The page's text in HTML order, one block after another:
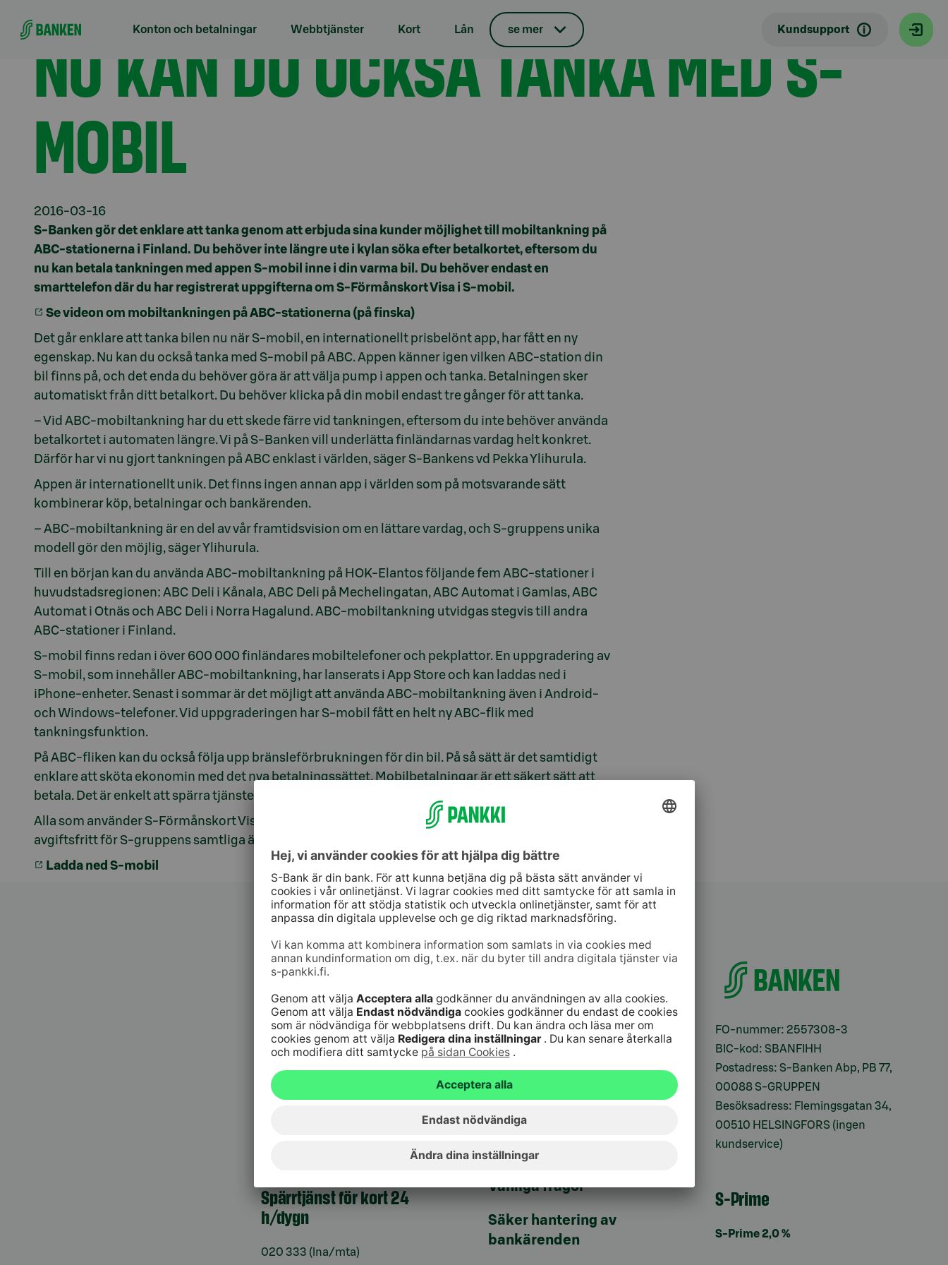
Konton och betalningar Webbtjänster Kort Lån se mer Kundsupport
NU KAN DU OCKSÅ TANKA MED S-
MOBIL
2016-03-16
S-Banken gör det enklare att tanka genom att erbjuda sina kunder möjlighet till mobiltankning på
ABC-stationerna i Finland. Du behöver inte längre ute i kylan söka efter betalkortet, eftersom du
nu kan betala tankningen med appen S-mobil inne i din varma bil. Du behöver endast en
smarttelefon där du har registrerat uppgifterna om S-Förmånskort Visa i S-mobil.
Se videon om mobiltankningen på ABC-stationerna (på finska)
Det går enklare att tanka bilen nu när S-mobil, en internationellt prisbelönt app, har fått en ny
egenskap. Nu kan du också tanka med S-mobil på ABC. Appen känner igen vilken ABC-station din
bil finns på, och det enda du behöver göra är att välja pump i appen och tanka. Betalningen sker
automatiskt från ditt betalkort. Du behöver klicka på din mobil endast tre gånger för att tanka.
– Vid ABC-mobiltankning har du ett skede färre vid tankningen, eftersom du inte behöver använda
betalkortet i automaten längre. Vi på S-Banken vill underlätta finländarnas vardag helt konkret.
Därför har vi nu gjort tankningen på ABC enklast i världen, säger S-Bankens vd Pekka Ylihurula.
Appen är internationellt unik. Det finns ingen annan app i världen som på motsvarande sätt
kombinerar köp, betalningar och bankärenden.
– ABC-mobiltankning är en del av vår framtidsvision om en lättare vardag, och S-gruppens unika
modell gör den möjlig, säger Ylihurula.
Till en början kan du använda ABC-mobiltankning på HOK-Elantos följande fem ABC-stationer i
huvudstadsregionen: ABC Deli i Kånala, ABC Deli på Mechelingatan, ABC Automat i Gamlas, ABC
Automat i Otnäs och ABC Deli i Norra Hagalund. ABC-mobiltankning utvidgas stegvis till andra
ABC-stationer i Finland.
S-mobil finns redan i över 600 000 finländares mobiltelefoner och pekplattor. En uppgradering av
S-mobil, som innehåller ABC-mobiltankning, har lanserats i App Store och kan laddas ned i
iPhone-enheter. Senast i sommar är det möjligt att använda ABC-mobiltankning även i Android-
och Windows-telefoner. Vid uppgraderingen har S-mobil fått en helt ny ABC-flik med
tankningsfunktion.
På ABC-fliken kan du också följa upp bränsleförbrukningen för din bil. På så sätt är det samtidigt
enklare att sköta ekonomin med det nya betalningssättet. Mobilbetalningar är ett säkert sätt att
betala. Det är enkelt att spärra tjänsten om din telefon förkommer.
Alla som använder S-Förmånskort Visa kan använda appen för mobiltankning. Betalkortet är
avgiftsfritt för S-gruppens samtliga ägarkunder.
Ladda ned S-mobil
Kundtjänst
010 76 5810 (lna/mta)
må–fr kl. 9–16
Spärrtjänst för bankkoder 24
h/dygn
Spärrtjänst för kort 24
h/dygn
020 333 (lna/mta)
Genvägar
Uppdatera dina uppgifter
webbankskoderna
Bli kund
Serviceavgifter
Vanliga frågor
Säker hantering av
bankärenden
FO-nummer: 2557308-3
BIC-kod: SBANFIHH
Postadress: S-Banken Abp, PB 77,
00088 S-GRUPPEN
Besöksadress: Flemingsgatan 34,
00510 HELSINGFORS (ingen
kundservice)
S-Prime
S-Prime 2,0 %